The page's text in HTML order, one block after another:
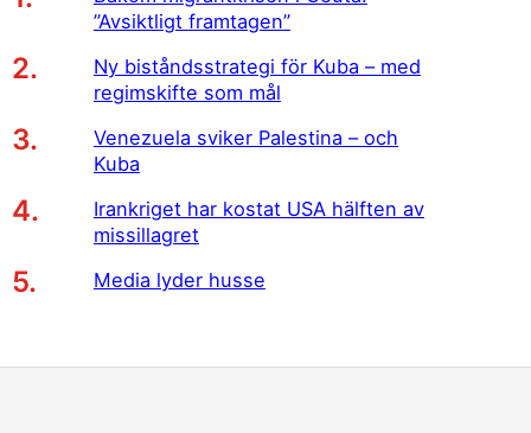
”Avsiktligt framtagen”
Ny biståndsstrategi för Kuba – med
regimskifte som mål
Venezuela sviker Palestina – och
Kuba
Irankriget har kostat USA hälften av
missillagret
Media lyder husse